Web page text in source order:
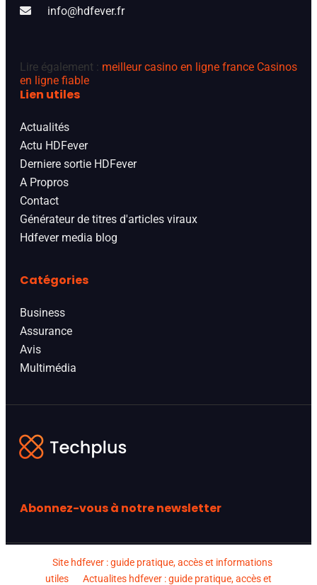
info@hdfever.fr
Lire également : meilleur casino en ligne france Casinos
en ligne fiable
Lien utiles
Actualités
Actu HDFever
Derniere sortie HDFever
A Propros
Contact
Générateur de titres d'articles viraux
Hdfever media blog
Catégories
Business
Assurance
Avis
Multimédia
Abonnez-vous à notre newsletter
Site hdfever : guide pratique, accès et informations
utiles
Actualites hdfever : guide pratique, accès et